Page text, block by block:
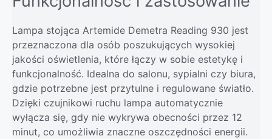
Lampa stojąca Artemide Demetra Reading 930 jest
przeznaczona dla osób poszukujących wysokiej
jakości oświetlenia, które łączy w sobie estetykę i
funkcjonalność. Idealna do salonu, sypialni czy biura,
gdzie potrzebne jest przytulne i regulowane światło.
Dzięki czujnikowi ruchu lampa automatycznie
wyłącza się, gdy nie wykrywa obecności przez 12
minut, co umożliwia znaczne oszczędności energii.